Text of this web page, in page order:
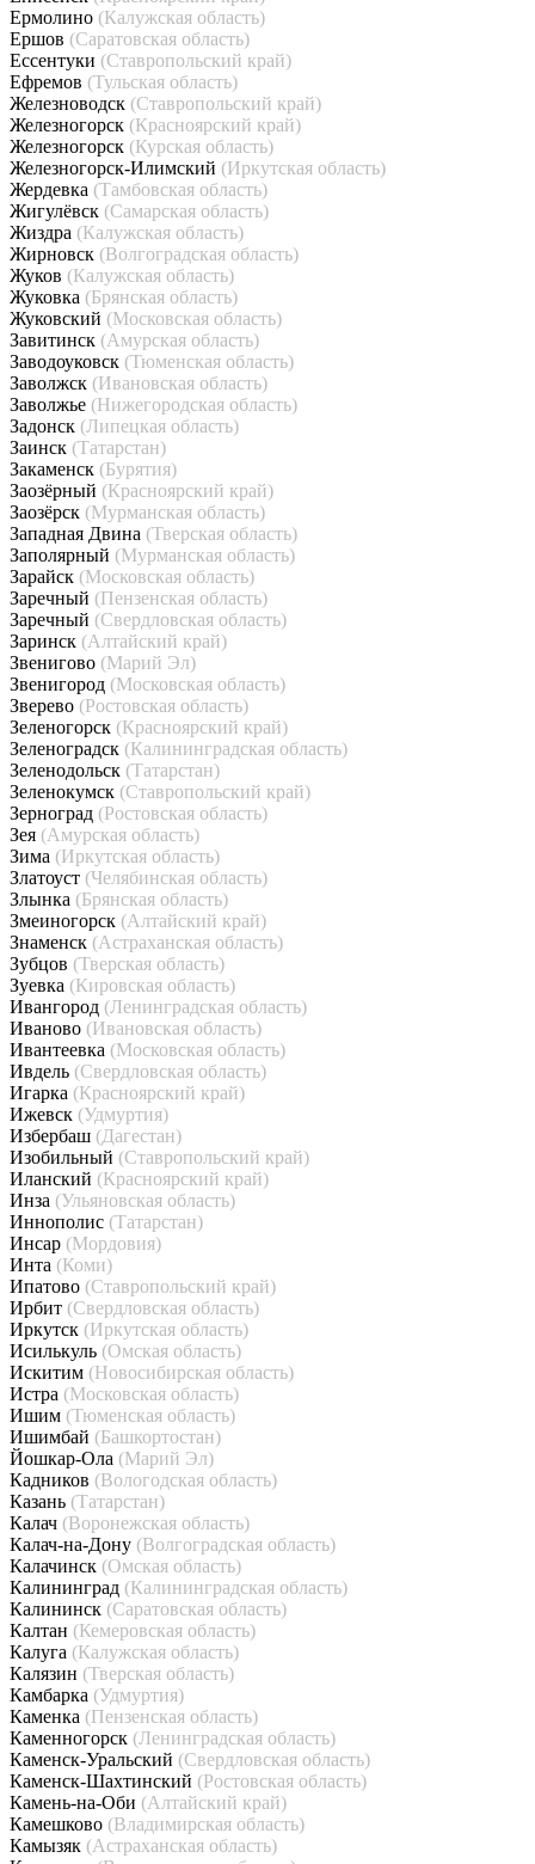
Ермолино (Калужская область)
Ершов (Саратовская область)
Ессентуки (Ставропольский край)
Ефремов (Тульская область)
Железноводск (Ставропольский край)
Железногорск (Красноярский край)
Железногорск (Курская область)
Железногорск-Илимский (Иркутская область)
Жердевка (Тамбовская область)
Жигулёвск (Самарская область)
Жиздра (Калужская область)
Жирновск (Волгоградская область)
Жуков (Калужская область)
Жуковка (Брянская область)
Жуковский (Московская область)
Завитинск (Амурская область)
Заводоуковск (Тюменская область)
Заволжск (Ивановская область)
Заволжье (Нижегородская область)
Задонск (Липецкая область)
Заинск (Татарстан)
Закаменск (Бурятия)
Заозёрный (Красноярский край)
Заозёрск (Мурманская область)
Западная Двина (Тверская область)
Заполярный (Мурманская область)
Зарайск (Московская область)
Заречный (Пензенская область)
Заречный (Свердловская область)
Заринск (Алтайский край)
Звенигово (Марий Эл)
Звенигород (Московская область)
Зверево (Ростовская область)
Зеленогорск (Красноярский край)
Зеленоградск (Калининградская область)
Зеленодольск (Татарстан)
Зеленокумск (Ставропольский край)
Зерноград (Ростовская область)
Зея (Амурская область)
Зима (Иркутская область)
Златоуст (Челябинская область)
Злынка (Брянская область)
Змеиногорск (Алтайский край)
Знаменск (Астраханская область)
Зубцов (Тверская область)
Зуевка (Кировская область)
Ивангород (Ленинградская область)
Иваново (Ивановская область)
Ивантеевка (Московская область)
Ивдель (Свердловская область)
Игарка (Красноярский край)
Ижевск (Удмуртия)
Избербаш (Дагестан)
Изобильный (Ставропольский край)
Иланский (Красноярский край)
Инза (Ульяновская область)
Иннополис (Татарстан)
Инсар (Мордовия)
Инта (Коми)
Ипатово (Ставропольский край)
Ирбит (Свердловская область)
Иркутск (Иркутская область)
Исилькуль (Омская область)
Искитим (Новосибирская область)
Истра (Московская область)
Ишим (Тюменская область)
Ишимбай (Башкортостан)
Йошкар-Ола (Марий Эл)
Кадников (Вологодская область)
Казань (Татарстан)
Калач (Воронежская область)
Калач-на-Дону (Волгоградская область)
Калачинск (Омская область)
Калининград (Калининградская область)
Калининск (Саратовская область)
Калтан (Кемеровская область)
Калуга (Калужская область)
Калязин (Тверская область)
Камбарка (Удмуртия)
Каменка (Пензенская область)
Каменногорск (Ленинградская область)
Каменск-Уральский (Свердловская область)
Каменск-Шахтинский (Ростовская область)
Камень-на-Оби (Алтайский край)
Камешково (Владимирская область)
Камызяк (Астраханская область)